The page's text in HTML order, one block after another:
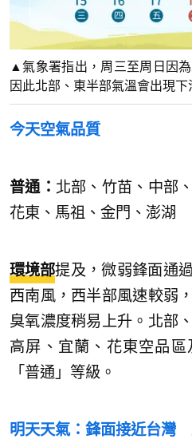
▲氣象署指出，周三至周日因
因此北部、東半部氣溫會出現下
今天空氣品質
普通： 北部、竹苗、中部
花東、馬祖、金門、澎湖
環境部提及，微弱鋒面通
西南風，西半部風速較弱
臭氧濃度稍易上升。北部
高屏、宜蘭、花東空品
「普通」等級。
明天天氣：鋒面接近台灣